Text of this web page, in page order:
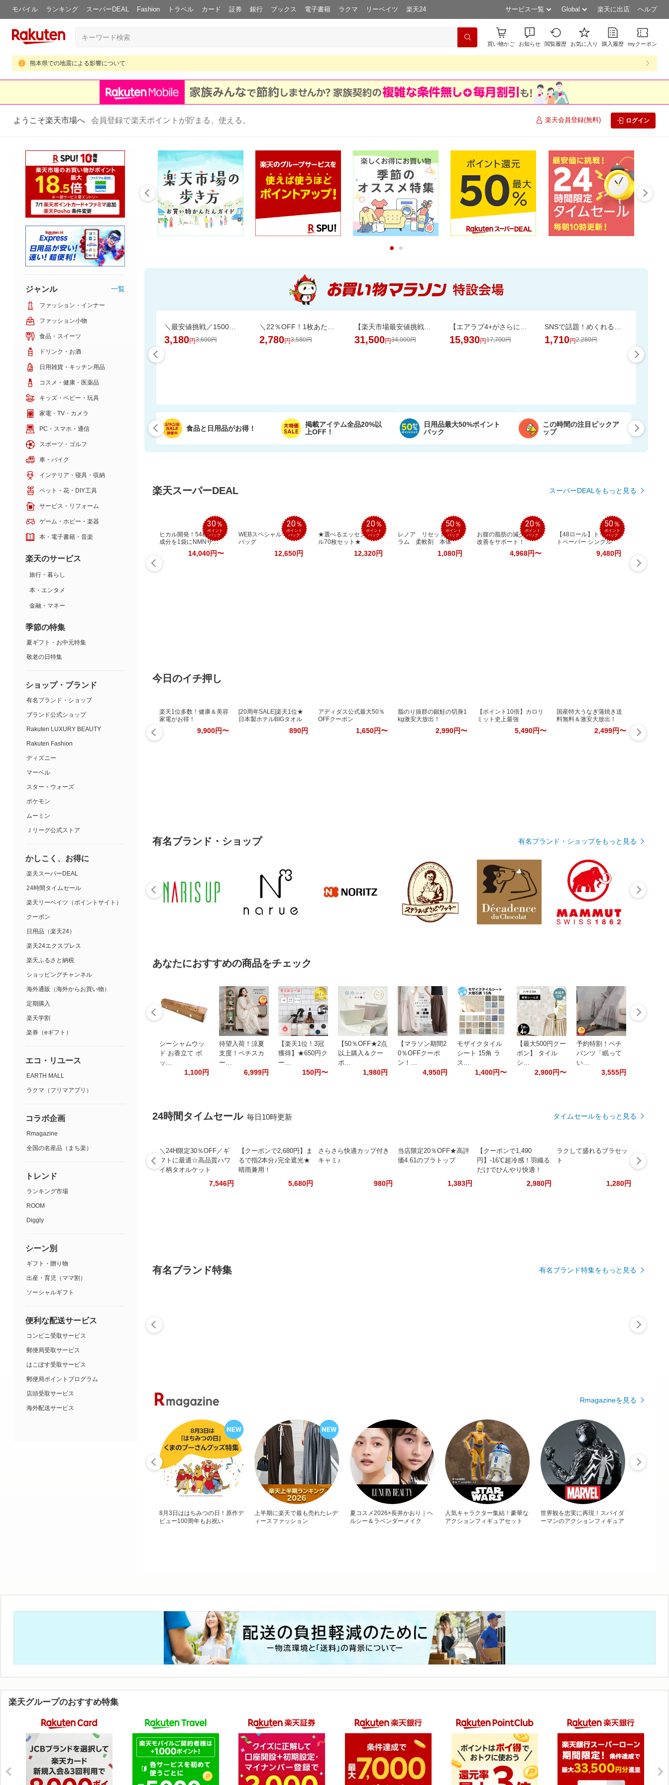
モバイル ランキング スーパーDEAL Fashion トラベル カード 証券 銀行 ブックス 電子書籍 ラクマ リーベイツ 楽天24 サービス一覧 Global 楽天に出店 ヘルプ
買い物かご お知らせ 閲覧履歴 お気に入り 購入履歴 myクーポン
熊本県での地震による影響について
ようこそ楽天市場へ 会員登録で楽天ポイントが貯まる、使える。 楽天会員登録(無料) ログイン
0
＼最安値挑戦／1500万枚売れてる★ふかふかホテルバスタオル2枚セットが20周年SALE！
3,180円3,600円 2,780円3,580円
【楽天市場最安値挑戦中！】ペリエ・ジュエ ベル・エポック (ACシャンパーニュ)
31,500円34,000円 15,930円17,700円 1,710円2,280円
食品と日用品がお得！
掲載アイテム全品20%以
上OFF！
日用品最大50%ポイント
バック
この時間の注目ピックア
ップ
楽天スーパーDEAL スーパーDEALをもっと見る
30％
ポイント
バック
ヒカル開発！54種美容
成分を1袋にNMNサプ
14,040円〜
20％
ポイント
バック
WEBスペシャル トート
バッグ
12,650円
20％
ポイント
バック
★選べるエッセンシャ
ル70枚セット★
12,320円
50％
ポイント
バック
レノア リセット セ
ラム 柔軟剤 本体
1,080円
20％
ポイント
バック
お腹の脂肪の減少＆BMI
改善をサポート！
4,968円〜
50％
ポイント
バック
【48ロール】トイレッ
トペーパー シングル
9,480円
今日のイチ押し
楽天1位多数！健康＆美容
家電がお得！
9,900円〜
[20周年SALE]楽天1位★
日本製ホテルBIGタオル
890円
アディダス公式最大50％
OFFクーポン
1,650円〜
脂のり抜群の銀鮭の切身1
kg激安大放出！
2,990円〜
【ポイント10倍】カロリ
ミット史上最強
5,490円〜
国産特大うなぎ蒲焼き送
料無料＆激安大放出！
2,499円〜
有名ブランド・ショップ 有名ブランド・ショップをもっと見る
あなたにおすすめの商品をチェック
シーシャムウッ
ド お香立て ボ
ッ…
1,100円
待望入荷！涼夏
支度！ペチスカ
ー…
6,999円
【楽天1位！3冠
獲得】★650円ク
ー…
150円〜
【50％OFF★2点
以上購入＆クー
ポ…
1,980円
【マラソン期間2
0％OFFクーポ
ン！…
4,950円
モザイクタイル
シート 15角 ラ
ス…
1,400円〜
【最大500円クー
ポン】 タイル
シ…
2,900円〜
予約特割！ペチ
パンツ「眠って
い…
3,555円
24時間タイムセール 毎日10時更新 タイムセールをもっと見る
＼24H限定30％OFF／ギ
フトに最適☆高品質ハワ
イ柄タオルケット
7,546円
【クーポンで2,680円】ま
るで指2本分♪完全遮光★
晴雨兼用！
5,680円
さらさら快適カップ付き
キャミ♪
980円
当店限定20％OFF★高評
価4.61のブラトップ
1,383円
【クーポンで1,490
円】-16℃超冷感！羽織る
だけでひんやり快適！
2,980円
ラクして盛れるブラセッ
ト
1,280円
有名ブランド特集 有名ブランド特集をもっと見る
Rmagazineを見る
8月3日ははちみつの日！原作デ
ビュー100周年もお祝い
上半期に楽天で最も売れたレデ
ィースファッション
夏コスメ2026×長井かおり｜ヘ
ルシー＆ラベンダーメイク
人気キャラクター集結！豪華な
アクションフィギュアセット
世界観を忠実に再現！スパイダ
ーマンのアクションフィギュア
ジャンル 一覧
ファッション・インナー
ファッション小物
食品・スイーツ
ドリンク・お酒
日用雑貨・キッチン用品
コスメ・健康・医薬品
キッズ・ベビー・玩具
家電・TV・カメラ
PC・スマホ・通信
スポーツ・ゴルフ
車・バイク
インテリア・寝具・収納
ペット・花・DIY工具
サービス・リフォーム
ゲーム・ホビー・楽器
本・電子書籍・音楽
楽天のサービス
旅行・暮らし
本・エンタメ
金融・マネー
季節の特集
夏ギフト・お中元特集
敬老の日特集
ショップ・ブランド
有名ブランド・ショップ
ブランド公式ショップ
Rakuten LUXURY BEAUTY
Rakuten Fashion
ディズニー
マーベル
スター・ウォーズ
ポケモン
ムーミン
Ｊリーグ公式ストア
かしこく、お得に
楽天スーパーDEAL
24時間タイムセール
楽天リーベイツ（ポイントサイト）
クーポン
日用品（楽天24）
楽天24エクスプレス
楽天ふるさと納税
ショッピングチャンネル
海外通販（海外からお買い物）
定期購入
楽天学割
楽券（eギフト）
エコ・リユース
EARTH MALL
ラクマ（フリマアプリ）
コラボ企画
Rmagazine
全国の名産品（まち楽）
トレンド
ランキング市場
ROOM
Diggly
シーン別
ギフト・贈り物
出産・育児（ママ割）
ソーシャルギフト
便利な配送サービス
コンビニ受取サービス
郵便局受取サービス
はこぽす受取サービス
郵便局ポイントプログラム
店頭受取サービス
海外配送サービス
楽天グループのおすすめ特集